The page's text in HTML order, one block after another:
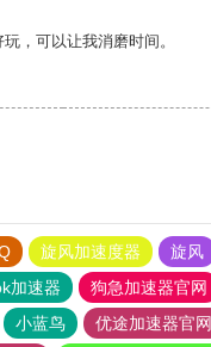
，可以让我消磨时间。
旋风加速度器 旋风
加速器
狗急加速器官网
小蓝鸟 优途加速器官网